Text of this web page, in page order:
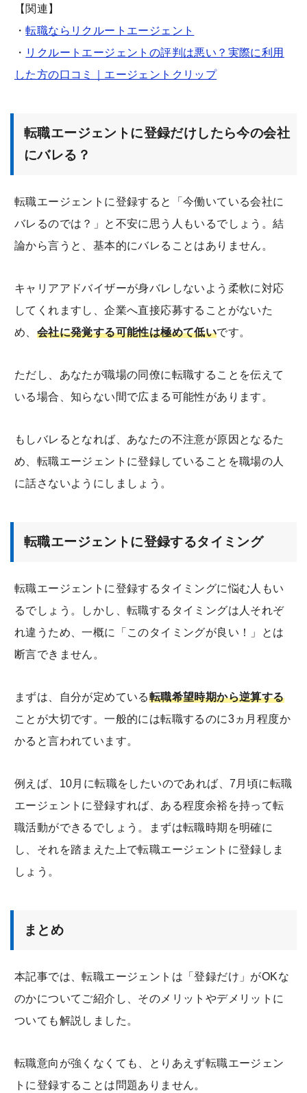
【関連】
・転職ならリクルートエージェント
・ リクルートエージェントの評判は悪い？実際に利用
した方の口コミ｜エージェントクリップ
転職エージェントに登録だけしたら今の会社
にバレる？
転職エージェントに登録すると「今働いている会社に
バレるのでは？」と不安に思う人もいるでしょう。結
論から言うと、基本的にバレることはありません。
キャリアアドバイザーが身バレしないよう柔軟に対応
してくれますし、企業へ直接応募することがないた
め、 会社に発覚する可能性は極めて低いです。
ただし、あなたが職場の同僚に転職することを伝えて
いる場合、知らない間で広まる可能性があります。
もしバレるとなれば、あなたの不注意が原因となるた
め、転職エージェントに登録していることを職場の人
に話さないようにしましょう。
転職エージェントに登録するタイミング
転職エージェントに登録するタイミングに悩む人もい
るでしょう。しかし、転職するタイミングは人それぞ
れ違うため、一概に「このタイミングが良い！」とは
断言できません。
まずは、自分が定めている転職希望時期から逆算する
ことが大切です。一般的には転職するのに3ヵ月程度か
かると言われています。
例えば、10月に転職をしたいのであれば、7月頃に転職
エージェントに登録すれば、ある程度余裕を持って転
職活動ができるでしょう。まずは転職時期を明確に
し、それを踏まえた上で転職エージェントに登録しま
しょう。
まとめ
本記事では、転職エージェントは「登録だけ」がOKな
のかについてご紹介し、そのメリットやデメリットに
ついても解説しました。
転職意向が強くなくても、とりあえず転職エージェン
トに登録することは問題ありません。